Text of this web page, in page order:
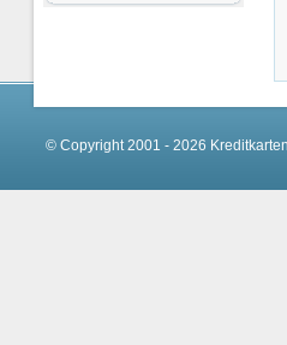
© Copyright 2001 - 2026